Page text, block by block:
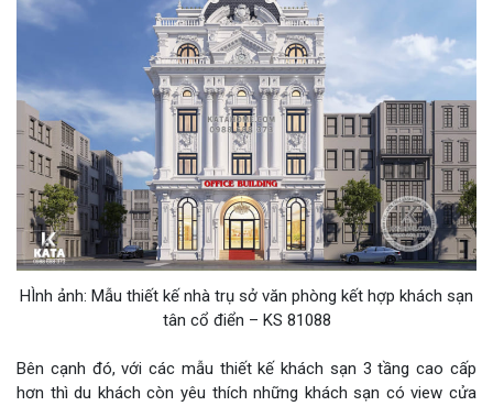
HÌnh ảnh: Mẫu thiết kế nhà trụ sở văn phòng kết hợp khách sạn
tân cổ điển – KS 81088
Bên cạnh đó, với các mẫu thiết kế khách sạn 3 tầng cao cấp
hơn thì du khách còn yêu thích những khách sạn có view cửa